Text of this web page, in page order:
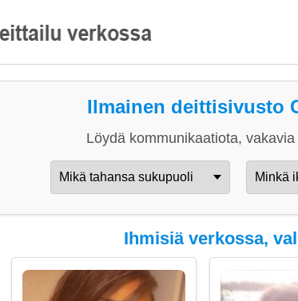
Ilmainen deittisivusto
Löydä kommunikaatiota,
Ihmisiä verkossa,